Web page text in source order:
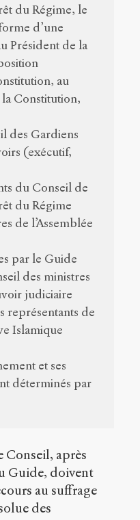
du Régime, le
d’une
Président de la
au
Constitution,
des Gardiens
(exécutif,
du Conseil de
du Régime
de l’Assemblée
par le Guide
des ministres
judiciaire
représentants de
Islamique
et ses
déterminés par
Conseil, après
Guide, doivent
au suffrage
des